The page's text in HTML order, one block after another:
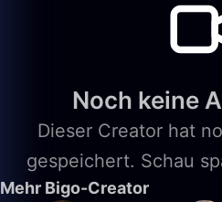
Noch keine
Dieser Creator hat
gespeichert. Schau
Mehr Bigo-Creator